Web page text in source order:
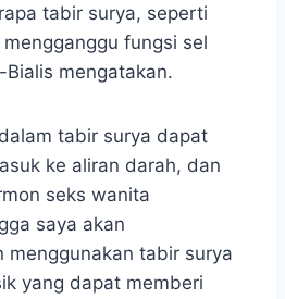
tabir surya, seperti
fungsi sel
Bialis mengatakan.
tabir surya dapat
ke aliran darah, dan
seks wanita
saya akan
menggunakan tabir surya
yang dapat memberi